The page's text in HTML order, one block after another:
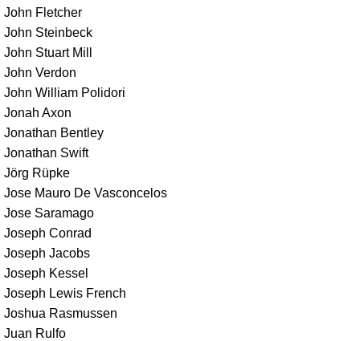
John Fletcher
John Steinbeck
John Stuart Mill
John Verdon
John William Polidori
Jonah Axon
Jonathan Bentley
Jonathan Swift
Jörg Rüpke
Jose Mauro De Vasconcelos
Jose Saramago
Joseph Conrad
Joseph Jacobs
Joseph Kessel
Joseph Lewis French
Joshua Rasmussen
Juan Rulfo